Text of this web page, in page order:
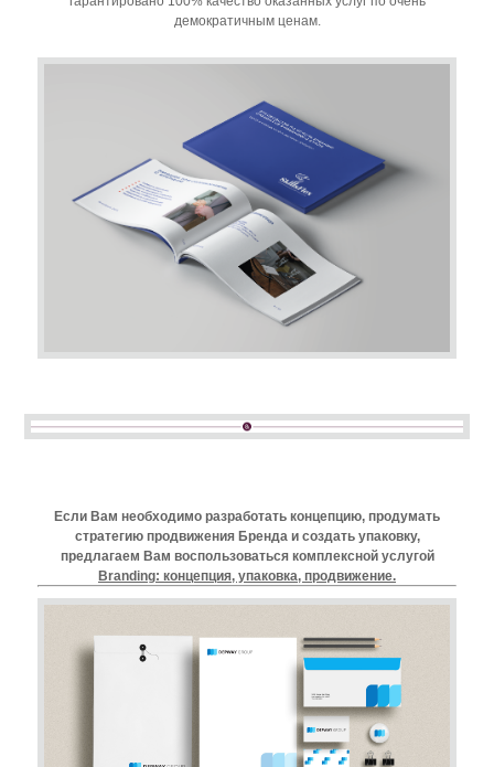
демократичным ценам.
Если Вам необходимо разработать концепцию, продумать
стратегию продвижения Бренда и создать упаковку,
предлагаем Вам воспользоваться комплексной услугой
Branding: концепция, упаковка, продвижение.